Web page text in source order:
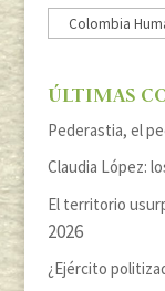
Categorías
ÚLTIMAS
Pederastia, el
Claudia López:
El territorio
2026
¿Ejército